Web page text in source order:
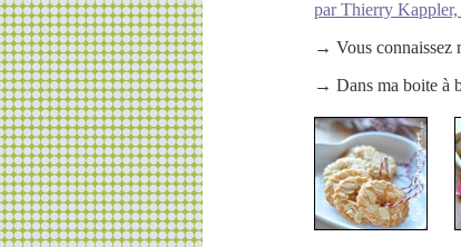
par Thierry
→ Vous connaissez
→ Dans ma boite à